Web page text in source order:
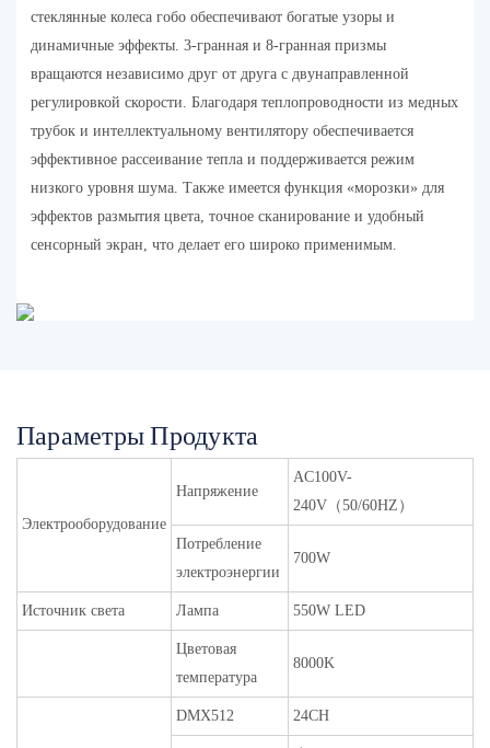
стеклянные колеса гобо обеспечивают богатые узоры и
динамичные эффекты. 3-гранная и 8-гранная призмы
вращаются независимо друг от друга с двунаправленной
регулировкой скорости. Благодаря теплопроводности из медных
трубок и интеллектуальному вентилятору обеспечивается
эффективное рассеивание тепла и поддерживается режим
низкого уровня шума. Также имеется функция «морозки» для
эффектов размытия цвета, точное сканирование и удобный
сенсорный экран, что делает его широко применимым.
Параметры Продукта
Электрооборудование
Напряжение
AC100V-
240V（50/60HZ）
Потребление
электроэнергии
700W
Источник света Лампа 550W LED
Цветовая
температура
8000K
DMX512 24CH